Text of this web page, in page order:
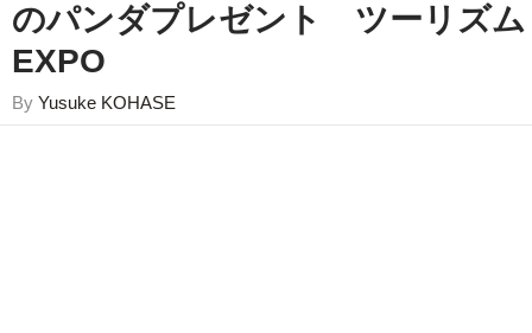
のパンダプレゼント ツーリズム
EXPO
By Yusuke KOHASE